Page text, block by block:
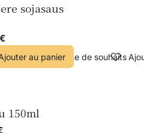
Ajouter à la liste de souhaits
sojasaus
€
au panier
150ml